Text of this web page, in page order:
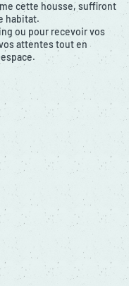
cette housse, suffiront
habitat.
ou pour recevoir vos
attentes tout en